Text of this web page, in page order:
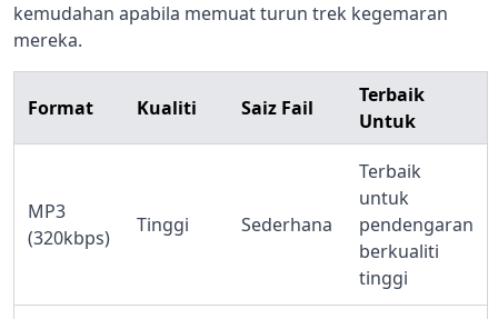
kemudahan apabila memuat turun trek kegemaran
mereka.
Format Kualiti Saiz Fail
Terbaik
Untuk
MP3
(320kbps)
Tinggi Sederhana
Terbaik
untuk
pendengaran
berkualiti
tinggi